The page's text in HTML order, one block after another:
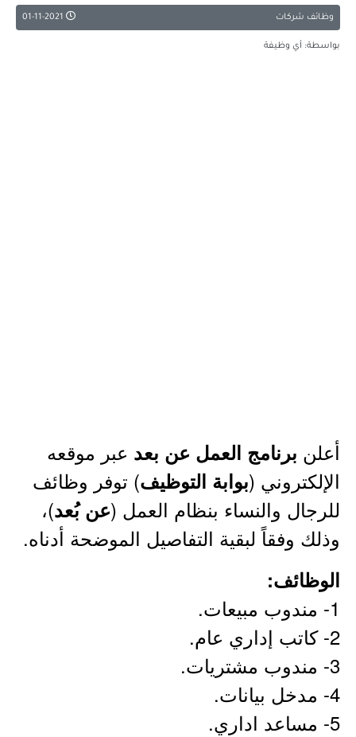
وظائف شركات
بواسطة: أي وظيفة
أعلن برنامج العمل عن بعد عبر موقعه
الإلكتروني (بوابة التوظيف) توفر وظائف
للرجال والنساء بنظام العمل (عن بُعد)،
وذلك وفقاً لبقية التفاصيل الموضحة أدناه.
الوظائف:
1- مندوب مبيعات.
2- كاتب إداري عام.
3- مندوب مشتريات.
4- مدخل بيانات.
5- مساعد اداري.